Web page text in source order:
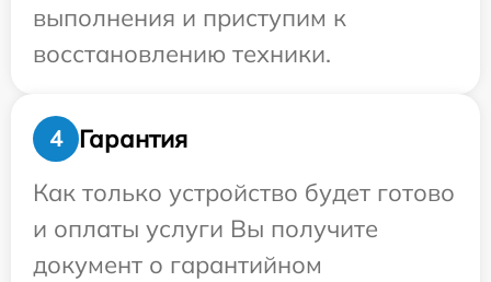
выполнения и приступим к
восстановлению техники.
4
Гарантия
Как только устройство будет готово
и оплаты услуги Вы получите
документ о гарантийном